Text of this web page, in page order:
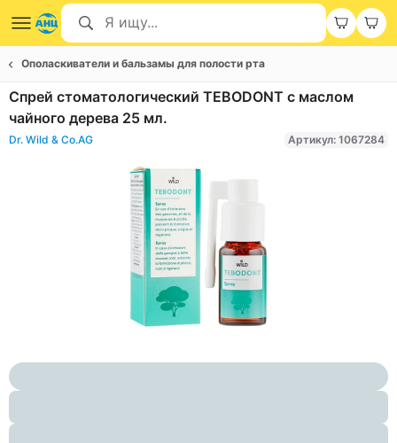
Ополаскиватели и бальзамы для полости рта
Спрей стоматологический TEBODONT с маслом
чайного дерева 25 мл.
Dr. Wild & Со.AG Артикул: 1067284
1
of